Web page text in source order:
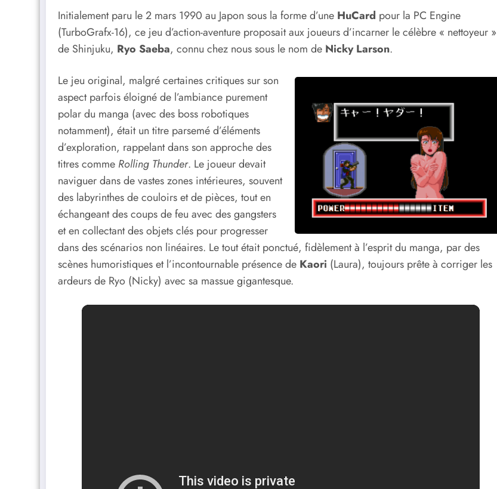
Initialement paru le 2 mars 1990 au Japon sous la forme d’une HuCard pour la PC Engine
(TurboGrafx-16), ce jeu d’action-aventure proposait aux joueurs d’incarner le célèbre « nettoyeur »
de Shinjuku, Ryo Saeba, connu chez nous sous le nom de Nicky Larson.
Le jeu original, malgré certaines critiques sur son
aspect parfois éloigné de l’ambiance purement
polar du manga (avec des boss robotiques
notamment), était un titre parsemé d’éléments
d’exploration, rappelant dans son approche des
titres comme Rolling Thunder. Le joueur devait
naviguer dans de vastes zones intérieures, souvent
des labyrinthes de couloirs et de pièces, tout en
échangeant des coups de feu avec des gangsters
et en collectant des objets clés pour progresser
dans des scénarios non linéaires. Le tout était ponctué, fidèlement à l’esprit du manga, par des
scènes humoristiques et l’incontournable présence de Kaori (Laura), toujours prête à corriger les
ardeurs de Ryo (Nicky) avec sa massue gigantesque.